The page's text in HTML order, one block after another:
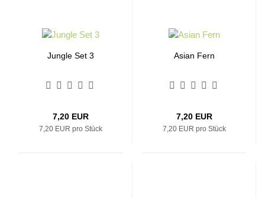
Jungle Set 3
7,20 EUR
7,20 EUR pro Stück
Asian Fern
7,20 EUR
7,20 EUR pro Stück